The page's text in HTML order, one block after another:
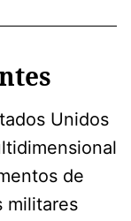
Unidos
de
militares